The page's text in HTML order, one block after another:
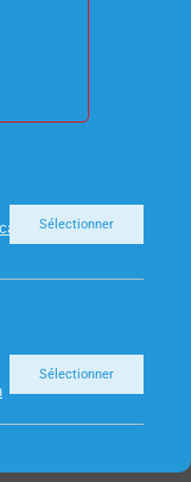
1.80m97300
Sélectionner
Sélectionner